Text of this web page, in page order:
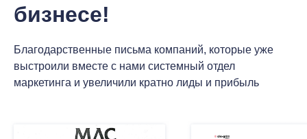
бизнесе!
Благодарственные письма компаний, которые уже
выстроили вместе с нами системный отдел
маркетинга и увеличили кратно лиды и прибыль